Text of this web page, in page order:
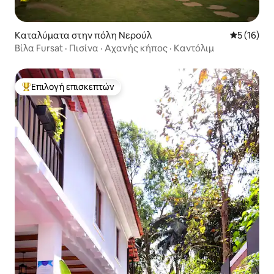
Καταλύματα στην πόλη Νερούλ Μέση
5 (16)
Βίλα Fursat · Πισίνα · Αχανής κήπος · Καντόλιμ
Κορυφαία επιλογή επισκεπτών
Επιλογή επισκεπτών